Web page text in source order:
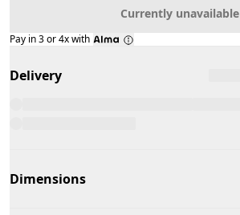
Currently unavailable
Pay in 3 or 4x with
Delivery
Dimensions